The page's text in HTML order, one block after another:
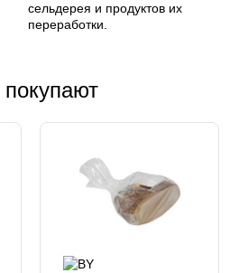
сельдерея и продуктов их
переработки.